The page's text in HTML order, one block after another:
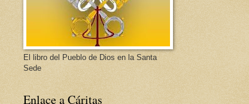
El libro del Pueblo de Dios en la Santa
Sede
Enlace a Cáritas